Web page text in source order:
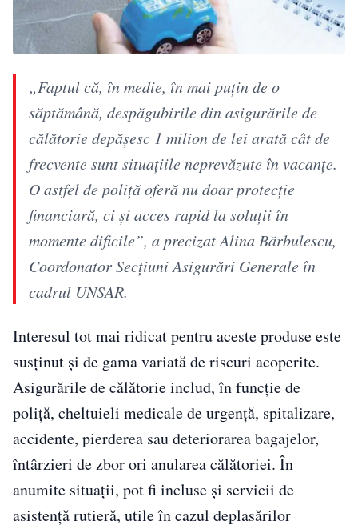
„Faptul că, în medie, în mai puțin de o
săptămână, despăgubirile din asigurările de
călătorie depășesc 1 milion de lei arată cât de
frecvente sunt situațiile neprevăzute în vacanțe.
O astfel de poliță oferă nu doar protecție
financiară, ci și acces rapid la soluții în
momente dificile”, a precizat Alina Bărbulescu,
Coordonator Secțiuni Asigurări Generale în
cadrul UNSAR.
Interesul tot mai ridicat pentru aceste produse este
susținut și de gama variată de riscuri acoperite.
Asigurările de călătorie includ, în funcție de
poliță, cheltuieli medicale de urgență, spitalizare,
accidente, pierderea sau deteriorarea bagajelor,
întârzieri de zbor ori anularea călătoriei. În
anumite situații, pot fi incluse și servicii de
asistență rutieră, utile în cazul deplasărilor